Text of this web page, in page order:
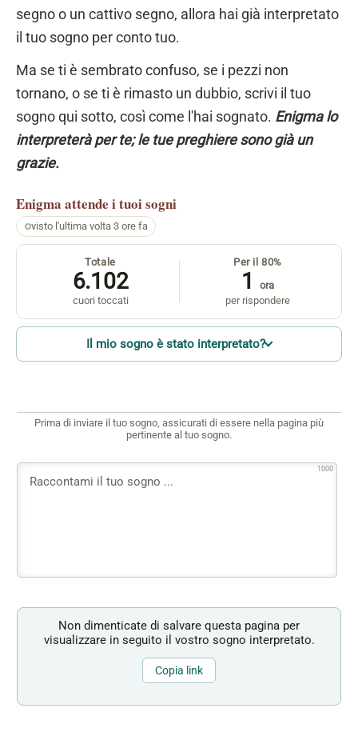
segno o un cattivo segno, allora hai già interpretato
il tuo sogno per conto tuo.
Ma se ti è sembrato confuso, se i pezzi non
tornano, o se ti è rimasto un dubbio, scrivi il tuo
sogno qui sotto, così come l'hai sognato. Enigma lo
interpreterà per te; le tue preghiere sono già un
grazie.
Enigma attende i tuoi sogni
visto l'ultima volta 3 ore fa
Totale
6.102
cuori toccati
Per il 80%
1
ora
per rispondere
Il mio sogno è stato interpretato?
Prima di inviare il tuo sogno, assicurati di essere nella pagina più
pertinente al tuo sogno.
1000
Non dimenticate di salvare questa pagina per
visualizzare in seguito il vostro sogno interpretato.
Copia link